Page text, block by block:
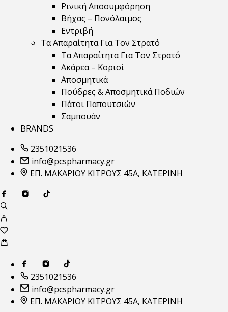
Ρινική Αποσυμφόρηση
Βήχας – Πονόλαιμος
Εντριβή
Τα Απαραίτητα Για Τον Στρατό
Τα Απαραίτητα Για Τον Στρατό
Ακάρεα – Κοριοί
Αποσμητικά
Πούδρες & Αποσμητικά Ποδιών
Πάτοι Παπουτσιών
Σαμπουάν
BRANDS
2351021536
info@pcspharmacy.gr
ΕΠ. ΜΑΚΑΡΙΟΥ ΚΙΤΡΟΥΣ 45Α, ΚΑΤΕΡΙΝΗ
2351021536
info@pcspharmacy.gr
ΕΠ. ΜΑΚΑΡΙΟΥ ΚΙΤΡΟΥΣ 45Α, ΚΑΤΕΡΙΝΗ